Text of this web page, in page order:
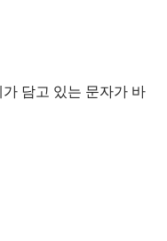
가 담고 있는 문자가 바